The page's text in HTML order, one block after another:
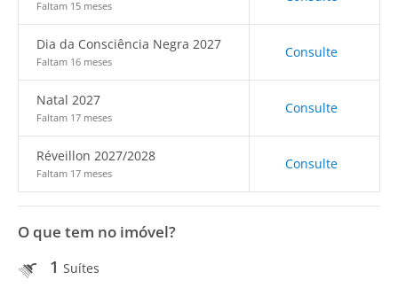
Faltam 15 meses
Dia da Consciência Negra 2027
Faltam 16 meses
Consulte
Natal 2027
Faltam 17 meses
Consulte
Réveillon 2027/2028
Faltam 17 meses
Consulte
O que tem no imóvel?
1 Suítes